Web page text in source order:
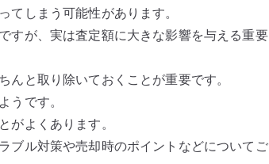
てしまう可能性があります。
すが、実は査定額に大きな影響を与える重要
と取り除いておくことが重要です。
うです。
がよくあります。
ブル対策や売却時のポイントなどについてご